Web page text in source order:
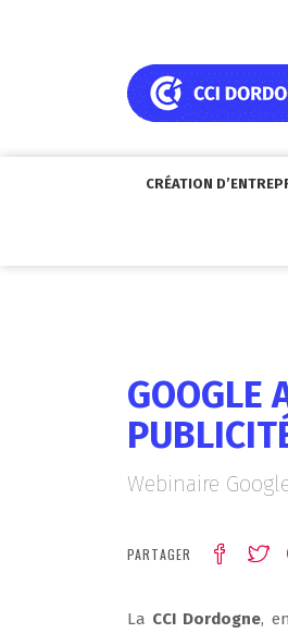
CRÉATION
GOOGLE
Webinaire
PARTAGER
La CCI Dordogne,